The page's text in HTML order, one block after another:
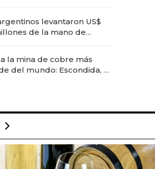
convertirse en experiencias
levantaron US$
de la mano de
la mina de cobre más
del mundo: Escondida, el